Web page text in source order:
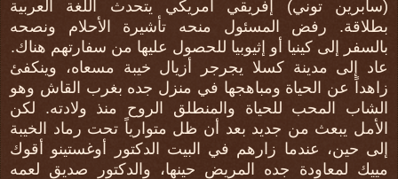
(سابرين توني) إفريقي أمريكي يتحدث اللغة العربية
بطلاقة. رفض المسئول منحه تأشيرة الأحلام ونصحه
بالسفر إلى كينيا أو إثيوبيا للحصول عليها من سفارتهم هناك.
عاد إلى مدينة كسلا يجرجر أزيال خيبة مسعاه، وينكفئ
زاهداً عن الحياة ومباهجها في منزل جده بغرب القاش وهو
الشاب المحب للحياة والمنطلق الروح منذ ولادته. لكن
الأمل يبعث من جديد بعد أن ظل متوارياً تحت رماد الخيبة
إلى حين، عندما زارهم في البيت الدكتور أوغستينو أقوك
مييك لمعاودة جده المريض حينها، والدكتور صديق لعمه